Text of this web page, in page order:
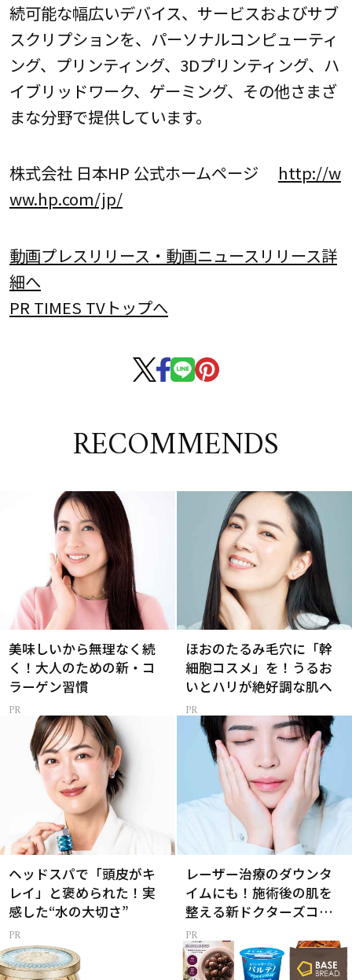
続可能な幅広いデバイス、サービスおよびサブ
スクリプションを、パーソナルコンピューティ
ング、プリンティング、3Dプリンティング、ハ
イブリッドワーク、ゲーミング、その他さまざ
まな分野で提供しています。
株式会社 日本HP 公式ホームページ http://w
ww.hp.com/jp/
動画プレスリリース・動画ニュースリリース詳
細へ
PR TIMES TVトップへ
RECOMMENDS
美味しいから無理なく続
く！大人のための新・コ
ラーゲン習慣
ほおのたるみ毛穴に「幹
細胞コスメ」を！うるお
いとハリが絶好調な肌へ
ヘッドスパで「頭皮がキ
レイ」と褒められた！実
感した“水の大切さ”
レーザー治療のダウンタ
イムにも！施術後の肌を
整える新ドクターズコス
メ